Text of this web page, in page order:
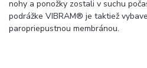
nohy a ponožky zostali v suchu
podrážke VIBRAM® je taktiež
paropriepustnou membránou.